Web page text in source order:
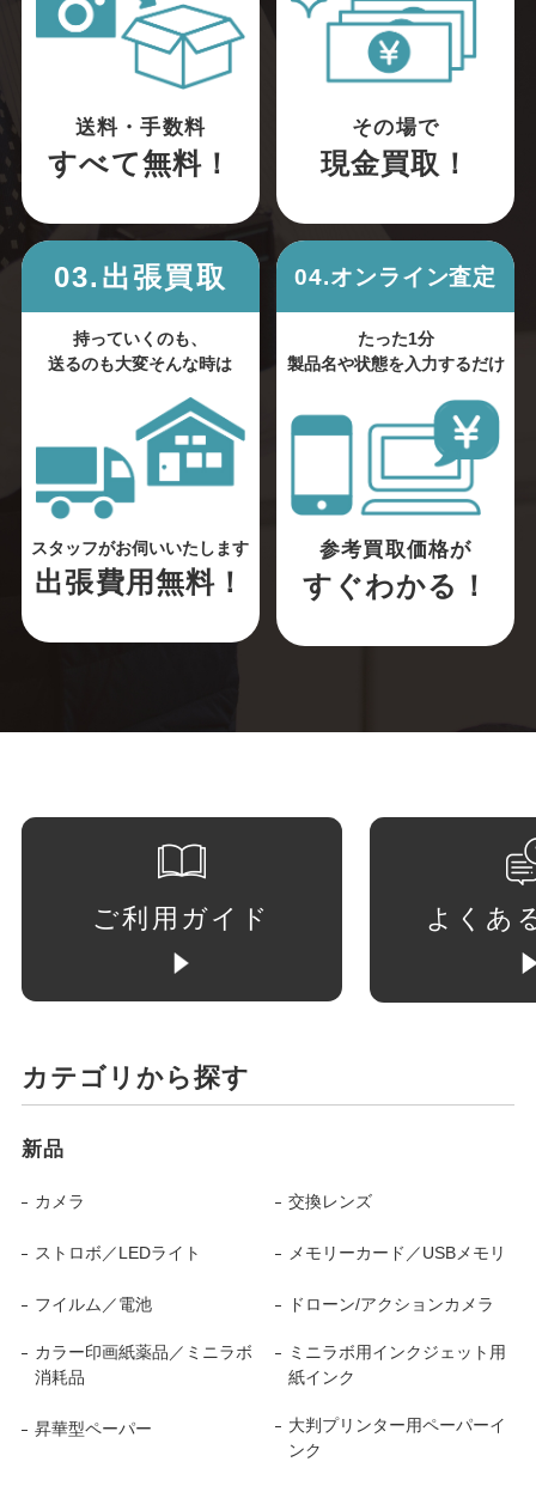
送料・手数料
すべて無料！
その場で
現金買取！
03.出張買取
持っていくのも、
送るのも大変そんな時は
スタッフがお伺いいたします
出張費用無料！
04.オンライン査定
たった1分
製品名や状態を入力するだけ
参考買取価格が
すぐわかる！
ご利用ガイド よくあ
カテゴリから探す
新品
カメラ 交換レンズ
ストロボ／LEDライト メモリーカード／USBメモリ
フイルム／電池 ドローン/アクションカメラ
カラー印画紙薬品／ミニラボ
消耗品
ミニラボ用インクジェット用
紙インク
昇華型ペーパー
大判プリンター用ペーパーイ
ンク